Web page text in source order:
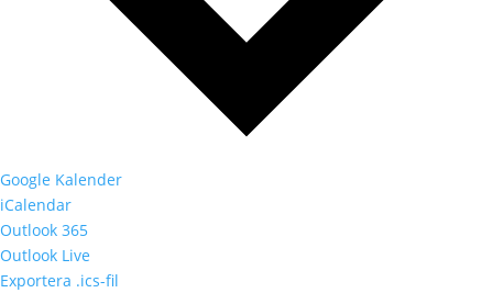
Google Kalender
iCalendar
Outlook 365
Outlook Live
Exportera .ics-fil